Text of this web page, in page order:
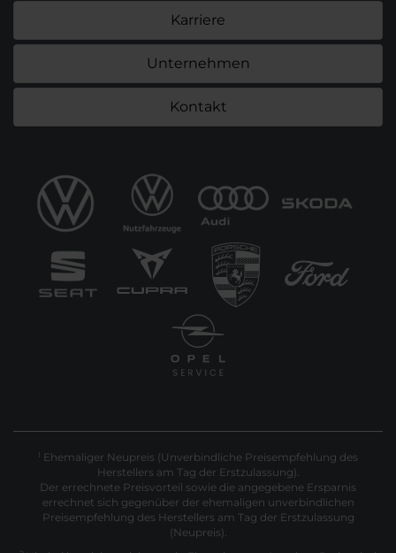
Karriere
Unternehmen
Kontakt
1 Ehemaliger Neupreis (Unverbindliche Preisempfehlung des
Herstellers am Tag der Erstzulassung).
Der errechnete Preisvorteil sowie die angegebene Ersparnis
errechnet sich gegenüber der ehemaligen unverbindlichen
Preisempfehlung des Herstellers am Tag der Erstzulassung
(Neupreis).